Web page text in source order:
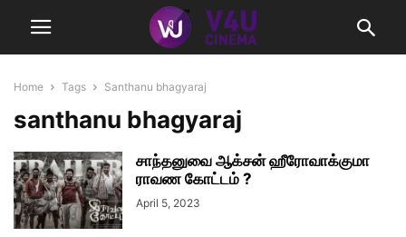
Home Tags Santhanu bhagyaraj
santhanu bhagyaraj
சாந்தனுவை ஆக்சன் ஹீரோவாக்குமா
ராவண கோட்டம் ?
April 5, 2023